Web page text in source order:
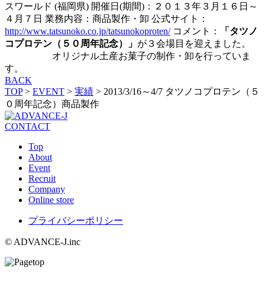
スワールド (福岡県) 開催日(期間)：２０１３年３月１６日～
４月７日 業務内容：商品製作・卸 公式サイト：
http://www.tatsunoko.co.jp/tatsunokoproten/コメント：
「タツノ
コプロテン（５０周年記念）」 が３会場目を迎えました。
オリジナル土産お菓子の制作・卸を行っていま
す。
BACK
TOP> EVENT > 実績 > 2013/3/16～4/7 タツノコプロテン（５
０周年記念）商品製作
CONTACT
Top
About
Event
Recruit
Company
Online store
プライバシーポリシー
© ADVANCE-J.inc